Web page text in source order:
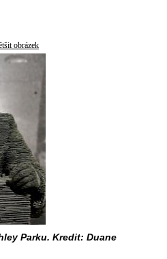
obrázek
Parku. Kredit: Duane